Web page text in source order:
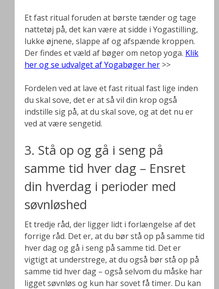
Et fast ritual foruden at børste tænder og tage
nattetøj på, det kan være at sidde i Yogastilling,
lukke øjnene, slappe af og afspænde kroppen.
Der findes et væld af bøger om netop yoga. Klik
her og se udvalget af Yogabøger her >>
Fordelen ved at lave et fast ritual fast lige inden
du skal sove, det er at så vil din krop også
indstille sig på, at du skal sove, og at det nu er
ved at være sengetid.
3. Stå op og gå i seng på
samme tid hver dag – Ensret
din hverdag i perioder med
søvnløshed
Et tredje råd, der ligger lidt i forlængelse af det
forrige råd. Det er, at du bør stå op på samme tid
hver dag og gå i seng på samme tid. Det er
vigtigt at understrege, at du også bør stå op på
samme tid hver dag – også selvom du måske har
ligget søvnløs og kun har sovet få timer. Du kan